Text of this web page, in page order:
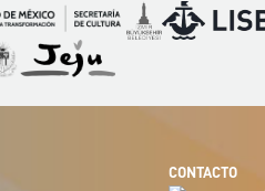
ImagenImagen
Imagen
CONTACTO